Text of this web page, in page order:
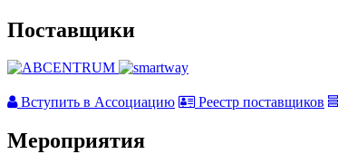
Поставщики
Вступить в Ассоциацию Реестр поставщиков
Мероприятия